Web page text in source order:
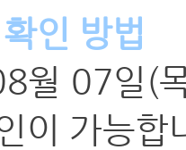
인 방법
07일(목
이 가능합